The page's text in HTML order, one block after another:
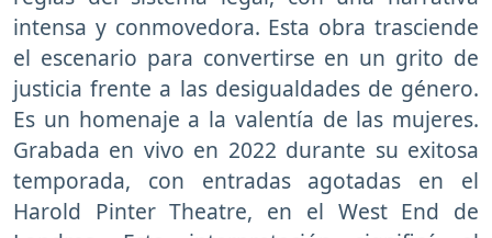
intensa y conmovedora. Esta obra trasciende
el escenario para convertirse en un grito de
justicia frente a las desigualdades de género.
Es un homenaje a la valentía de las mujeres.
Grabada en vivo en 2022 durante su exitosa
temporada, con entradas agotadas en el
Harold Pinter Theatre, en el West End de